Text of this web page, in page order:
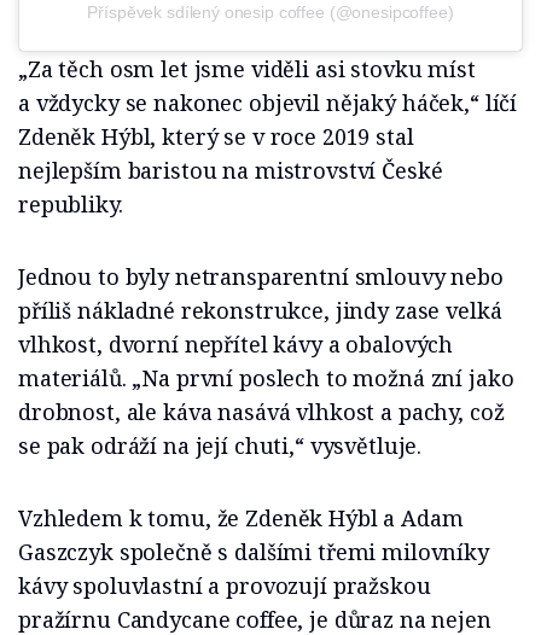
Příspěvek sdílený onesip coffee (@onesipcoffee)
„Za těch osm let jsme viděli asi stovku míst
a vždycky se nakonec objevil nějaký háček,“ líčí
Zdeněk Hýbl, který se v roce 2019 stal
nejlepším baristou na mistrovství České
republiky.
Jednou to byly netransparentní smlouvy nebo
příliš nákladné rekonstrukce, jindy zase velká
vlhkost, dvorní nepřítel kávy a obalových
materiálů. „Na první poslech to možná zní jako
drobnost, ale káva nasává vlhkost a pachy, což
se pak odráží na její chuti,“ vysvětluje.
Vzhledem k tomu, že Zdeněk Hýbl a Adam
Gaszczyk společně s dalšími třemi milovníky
kávy spoluvlastní a provozují pražskou
pražírnu Candycane coffee, je důraz na nejen